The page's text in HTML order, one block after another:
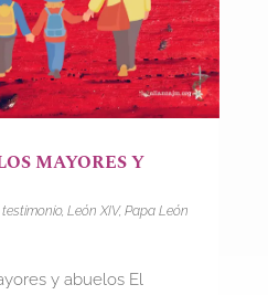
MAYORES Y
, León XIV, Papa León
y abuelos El